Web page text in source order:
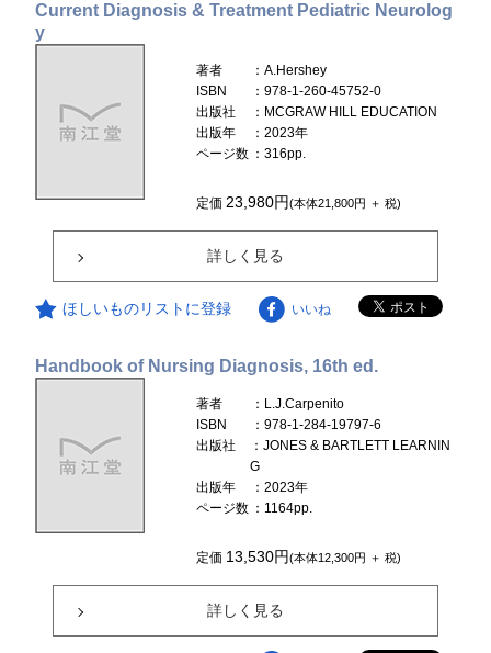
Current Diagnosis & Treatment Pediatric Neurolog
y
著者
：A.Hershey
ISBN
：978-1-260-45752-0
出版社
：MCGRAW HILL EDUCATION
出版年
：2023年
ページ数 ：316pp.
定価23,980円(本体21,800円 ＋ 税)
詳しく見る
ほしいものリストに登録 いいね
Handbook of Nursing Diagnosis, 16th ed.
著者
：L.J.Carpenito
ISBN
：978-1-284-19797-6
出版社
：JONES & BARTLETT LEARNIN
G
出版年
：2023年
ページ数 ：1164pp.
定価 13,530円(本体12,300円 ＋ 税)
詳しく見る